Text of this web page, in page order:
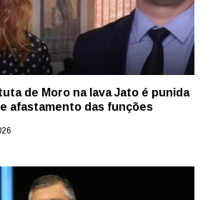
de Moro na lava Jato é punida
afastamento das funções